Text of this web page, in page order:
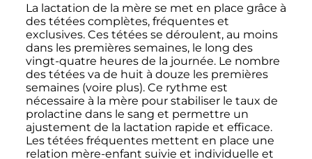
La lactation de la mère se met en place grâce à
des tétées complètes, fréquentes et
exclusives. Ces tétées se déroulent, au moins
dans les premières semaines, le long des
vingt-quatre heures de la journée. Le nombre
des tétées va de huit à douze les premières
semaines (voire plus). Ce rythme est
nécessaire à la mère pour stabiliser le taux de
prolactine dans le sang et permettre un
ajustement de la lactation rapide et efficace.
Les tétées fréquentes mettent en place une
relation mère-enfant suivie et individuelle et